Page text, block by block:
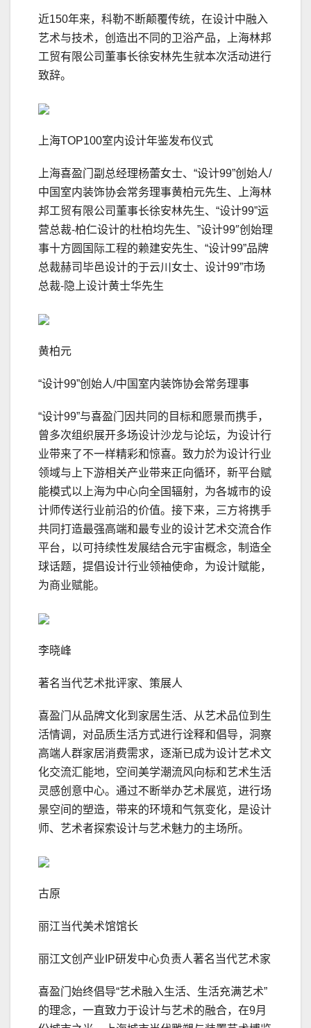
近150年来，科勒不断颠覆传统，在设计中融入
艺术与技术，创造出不同的卫浴产品，上海林邦
工贸有限公司董事长徐安林先生就本次活动进行
致辞。
上海TOP100室内设计年鉴发布仪式
上海喜盈门副总经理杨蕾女士、“设计99”创始人/
中国室内装饰协会常务理事黄柏元先生、上海林
邦工贸有限公司董事长徐安林先生、“设计99”运
营总裁-柏仁设计的杜柏均先生、”设计99″创始理
事十方圆国际工程的赖建安先生、“设计99”品牌
总裁赫司毕邑设计的于云川女士、设计99”市场
总裁-隐上设计黄士华先生
黄柏元
“设计99”创始人/中国室内装饰协会常务理事
“设计99”与喜盈门因共同的目标和愿景而携手，
曾多次组织展开多场设计沙龙与论坛，为设计行
业带来了不一样精彩和惊喜。致⼒於为设计⾏业
领域与上下游相关产业带来正向循环，新平台赋
能模式以上海为中⼼向全国辐射，为各城市的设
计师传送⾏业前沿的价值。接下来，三方将携手
共同打造最强高端和最专业的设计艺术交流合作
平台，以可持续性发展结合元宇宙概念，制造全
球话题，提倡设计⾏业领袖使命，为设计赋能，
为商业赋能。
李晓峰
著名当代艺术批评家、策展人
喜盈门从品牌文化到家居生活、从艺术品位到生
活情调，对品质生活方式进行诠释和倡导，洞察
高端人群家居消费需求，逐渐已成为设计艺术文
化交流汇能地，空间美学潮流风向标和艺术生活
灵感创意中心。通过不断举办艺术展览，进行场
景空间的塑造，带来的环境和气氛变化，是设计
师、艺术者探索设计与艺术魅力的主场所。
古原
丽江当代美术馆馆长
丽江文创产业IP研发中心负责人著名当代艺术家
喜盈门始终倡导“艺术融入生活、生活充满艺术”
的理念，一直致力于设计与艺术的融合，在9月